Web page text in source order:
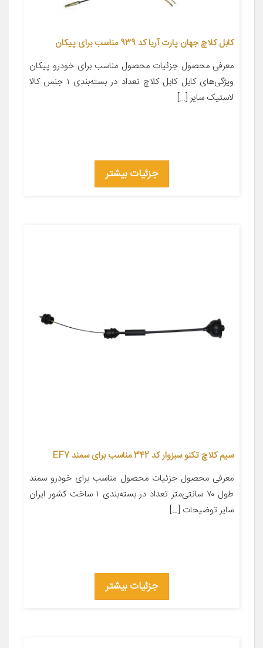
کابل کلاچ جهان پارت آریا کد 939 مناسب برای پیکان
معرفی محصول جزئیات محصول مناسب برای خودرو پیکان
ویژگی‌های کابل کابل کلاچ تعداد در بسته‌بندی ۱ جنس کالا
لاستیک سایر […]
جزئیات بیشتر
سیم کلاچ تکنو سبزوار کد 342 مناسب برای سمند EF7
معرفی محصول جزئیات محصول مناسب برای خودرو سمند
طول ۷۰ سانتی‌متر تعداد در بسته‌بندی ۱ ساخت کشور ایران
سایر توضیحات […]
جزئیات بیشتر